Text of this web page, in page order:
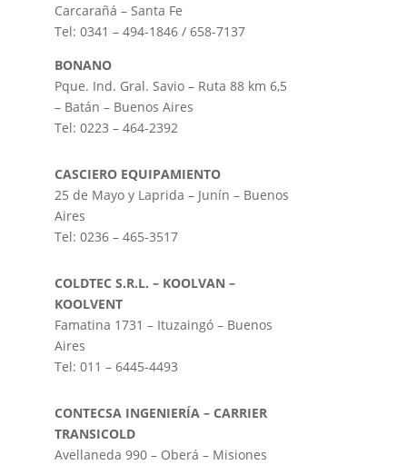
Carcarañá – Santa Fe
Tel: 0341 – 494-1846 / 658-7137
BONANO
Pque. Ind. Gral. Savio – Ruta 88 km 6,5
– Batán – Buenos Aires
Tel: 0223 – 464-2392
CASCIERO EQUIPAMIENTO
25 de Mayo y Laprida – Junín – Buenos
Aires
Tel: 0236 – 465-3517
COLDTEC S.R.L. – KOOLVAN –
KOOLVENT
Famatina 1731 – Ituzaingó – Buenos
Aires
Tel: 011 – 6445-4493
CONTECSA INGENIERÍA – CARRIER
TRANSICOLD
Avellaneda 990 – Oberá – Misiones